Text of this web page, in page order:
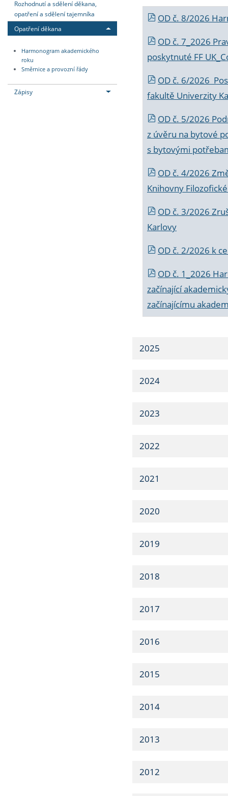
Rozhodnutí a sdělení děkana,
opatření a sdělení tajemníka
Opatření děkana
Harmonogram akademického
roku
Směrnice a provozní řády
Zápisy
OD č. 8/2026
OD č. 7_2026
poskytnuté FF
OD č. 6/2026
fakultě Univerzity
OD č. 5/2026
z úvěru na bytové
s bytovými
OD č. 4/2026
Knihovny
OD č. 3/2026
Karlovy
OD č. 2/2026 k
OD č. 1_2026
začínající
začínajícímu
2025
2024
2023
2022
2021
2020
2019
2018
2017
2016
2015
2014
2013
2012